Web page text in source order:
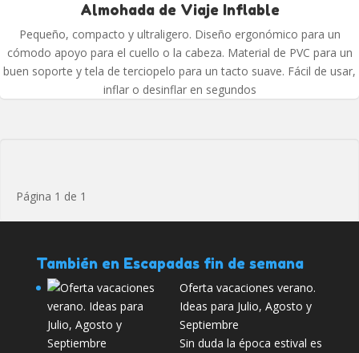
Almohada de Viaje Inflable
Pequeño, compacto y ultraligero. Diseño ergonómico para un
cómodo apoyo para el cuello o la cabeza. Material de PVC para un
buen soporte y tela de terciopelo para un tacto suave. Fácil de usar,
inflar o desinflar en segundos
Página 1 de 1
También en Escapadas fin de semana
Oferta vacaciones verano.
Ideas para Julio, Agosto y
Septiembre
Sin duda la época estival es